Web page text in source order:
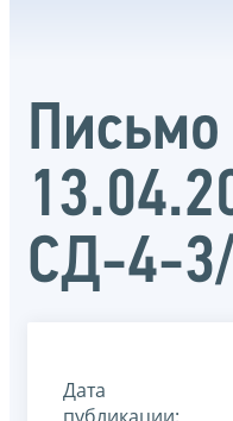
Письмо
СД-4-
Дата
публикации: